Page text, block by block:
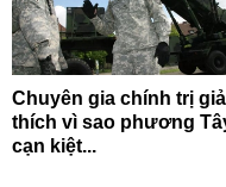
Chuyên gia chính trị
thích vì sao phương
cạn kiệt...